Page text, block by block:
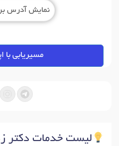
نمایش آدرس
مسیریابی با
لیست خدمات دکتر